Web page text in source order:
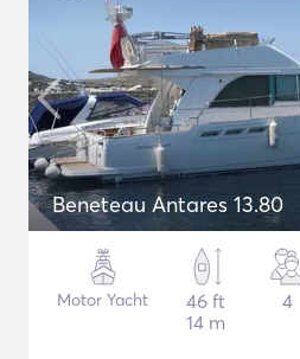
Beneteau Antares 13.80
Motor Yacht
46 ft
14 m
4